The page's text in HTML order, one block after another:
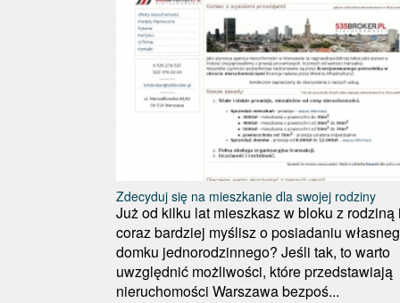
Zdecyduj się na mieszkanie dla swojej rodziny
Już od kilku lat mieszkasz w bloku z rodziną
coraz bardziej myślisz o posiadaniu
domku jednorodzinnego? Jeśli tak, to warto
uwzględnić możliwości, które przedstawiają
nieruchomości Warszawa bezpoś...